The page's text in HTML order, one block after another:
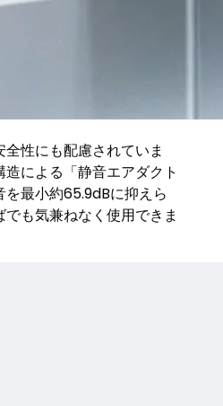
性にも配慮されていま
による「静音エアダクト
最小約65.9dBに抑えら
も気兼ねなく使用できま